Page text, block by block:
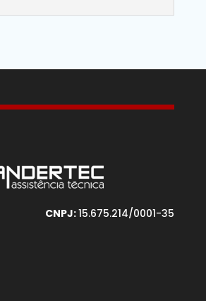
CNPJ:15.675.214/0001-35